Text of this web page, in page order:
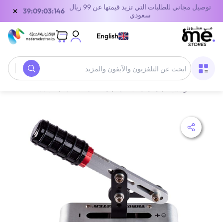
توصيل مجاني للطلبات التي تزيد قيمتها عن 99 ريال
سعودي
39:09:03:146
×
English